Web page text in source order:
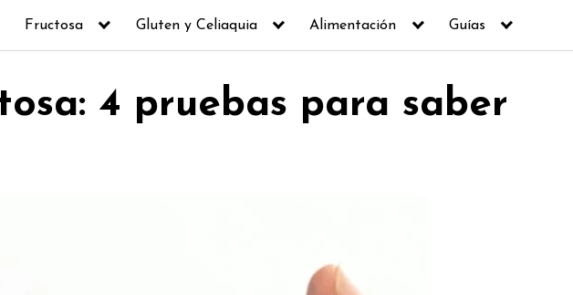
Fructosa Gluten y Celiaquia Alimentación Guías
4 pruebas para saber